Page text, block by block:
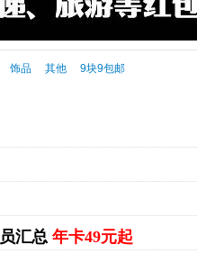
饰品 其他 9块9包邮
汇总 年卡49元起